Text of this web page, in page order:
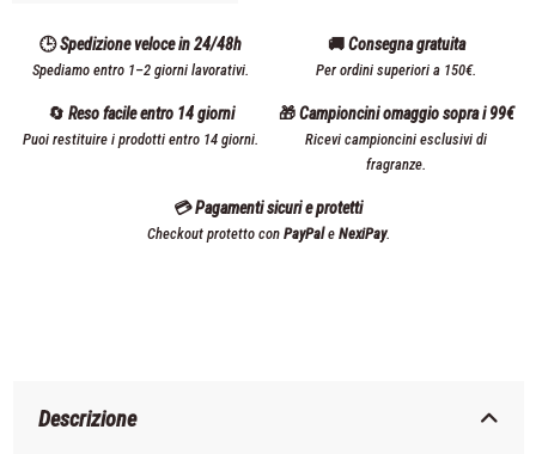
🕒 Spedizione veloce in 24/48h
Spediamo entro 1–2 giorni lavorativi.
🚚 Consegna gratuita
Per ordini superiori a 150€.
🔄 Reso facile entro 14 giorni
Puoi restituire i prodotti entro 14 giorni.
🎁 Campioncini omaggio sopra i 99€
Ricevi campioncini esclusivi di
fragranze.
💳 Pagamenti sicuri e protetti
Checkout protetto con PayPale NexiPay.
Descrizione